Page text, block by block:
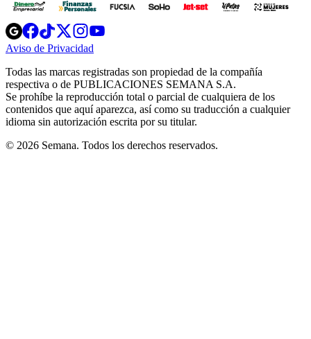
Opens
in
new
Opens
in
new
Opens
in
new
window
Opens
new
windowwindow
Aviso de Privacidad
new
window
Todas las marcas registradas son propiedad de la compañía
respectiva o de PUBLICACIONES SEMANA S.A.
Se prohíbe la reproducción total o parcial de cualquiera de los
contenidos que aquí aparezca, así como su traducción a cualquier
idioma sin autorización escrita por su titular.
© 2026 Semana. Todos los derechos reservados.